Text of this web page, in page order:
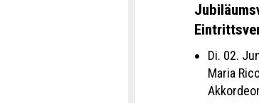
Di. 02.
Maria